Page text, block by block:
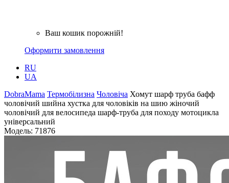
Ваш кошик порожній!
Оформити замовлення
RU
UA
DobraMama Термобілизна Чоловіча Хомут шарф труба бафф
чоловічий шийна хустка для чоловіків на шию жіночий
чоловічий для велосипеда шарф-труба для походу мотоцикла
універсальний
Модель: 71876